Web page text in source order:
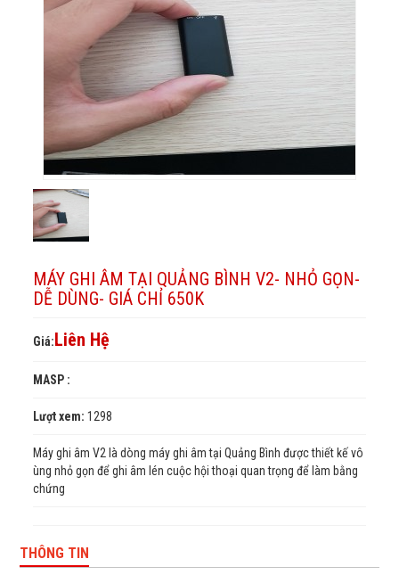
Bình
V2-
nhỏ
gọn-
Dễ
dùng-
giá
chỉ
650k
V2-
nhỏ
gọn-
Dễ
dùng-
giá
chỉ
650k
gọn-
dùng-
chỉ
650k
650k
MÁY GHI ÂM TẠI QUẢNG BÌNH V2- NHỎ GỌN-
DỄ DÙNG- GIÁ CHỈ 650K
Giá:Liên Hệ
MASP :
Lượt xem: 1298
Máy ghi âm V2 là dòng máy ghi âm tại Quảng Bình được thiết kế vô
ùng nhỏ gọn để ghi âm lén cuộc hội thoại quan trọng để làm bằng
chứng
THÔNG TIN